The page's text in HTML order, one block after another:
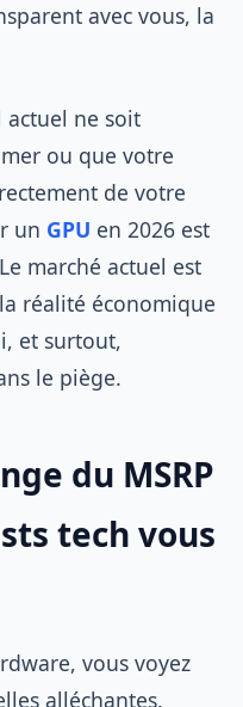
avec vous, la
ne soit
ou que votre
de votre
un GPU en 2026 est
marché actuel est
réalité économique
et surtout,
le piège.
du MSRP
tech vous
vous voyez
alléchantes.